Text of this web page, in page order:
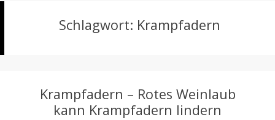
Schlagwort: Krampfadern
Krampfadern – Rotes Weinlaub
kann Krampfadern lindern